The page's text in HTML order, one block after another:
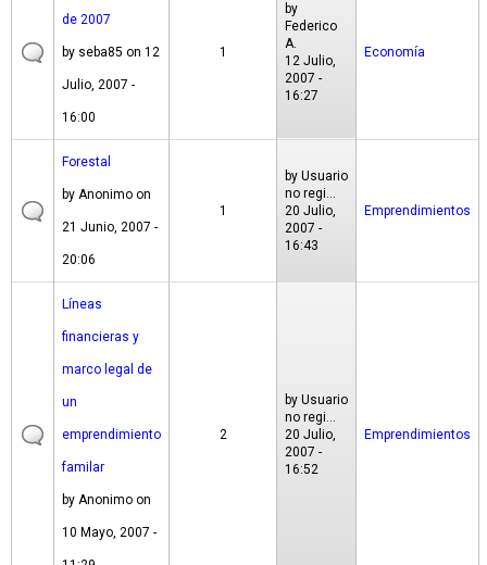
de 2007
by seba85 on 12
Julio, 2007 -
16:00
1
by
Federico
A.
12 Julio,
2007 -
16:27
Economía
Forestal
by Anonimo on
21 Junio, 2007 -
20:06
1
by Usuario
no regi...
20 Julio,
2007 -
16:43
Emprendimientos
Líneas
financieras y
marco legal de
un
emprendimiento
familar
by Anonimo on
10 Mayo, 2007 -
2
by Usuario
no regi...
20 Julio,
2007 -
16:52
Emprendimientos